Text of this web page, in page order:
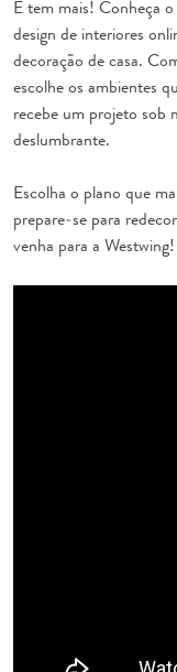
E tem mais! Conheça o
design de interiores
decoração de casa.
escolhe os ambientes
recebe um projeto sob
deslumbrante.
Escolha o plano que
prepare-se para
venha para a Westwing!